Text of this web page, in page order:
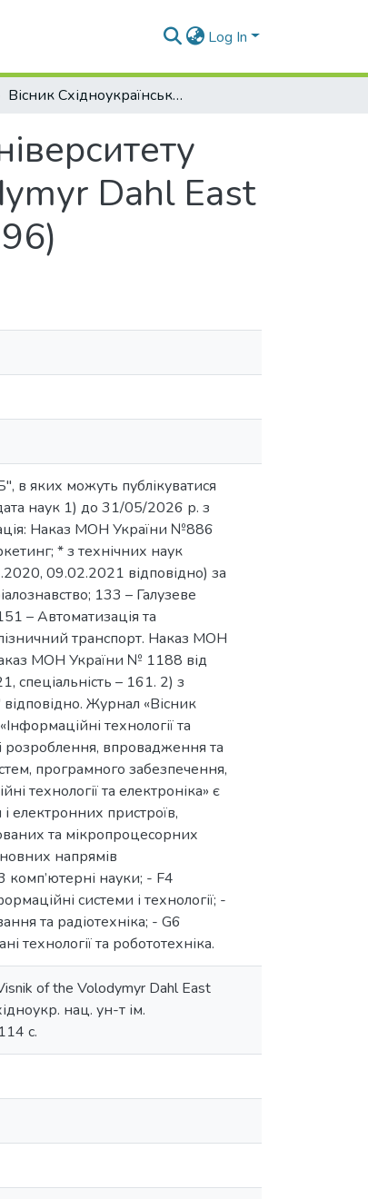
Log In
Вісник Східноукраїнського національного університету імені Володимира Даля = Visnik of the Volodymyr Dahl East Ukrainian national university, 2025. – № 10 (296)
Dahl East
в яких можуть публікуватися
наук 1) до 31/05/2026 р. з
Наказ МОН України №886
* з технічних наук
09.02.2021 відповідно) за
133 – Галузеве
– Автоматизація та
транспорт. Наказ МОН
МОН України № 1188 від
– 161. 2) з
Журнал «Вісник
технології та
розроблення, впровадження та
програмного забезпечення,
технології та електроніка» є
електронних пристроїв,
та мікропроцесорних
напрямів
комп’ютерні науки; - F4
системи і технології; -
та радіотехніка; - G6
технології та робототехніка.
of the Volodymyr Dahl East
нац. ун-т ім.
с.